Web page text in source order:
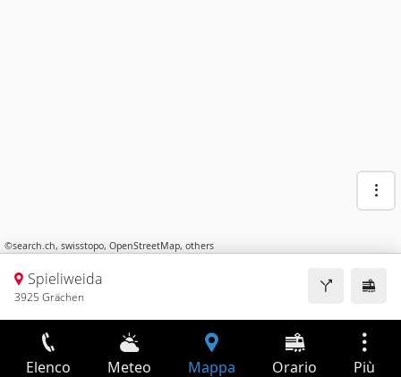
©search.ch, swisstopo, OpenStreetMap, others
Spieliweida
3925 Grächen
Elenco Meteo Mappa Orario Più